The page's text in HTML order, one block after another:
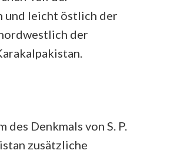
und leicht östlich der
der
Denkmals von S. P.
zusätzliche